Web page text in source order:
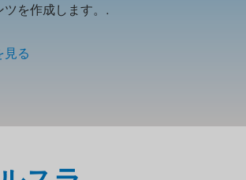
ツを作成します。.
見る